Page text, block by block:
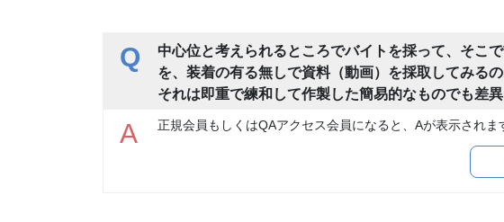
Q
中心位と考えられるところでバイトを採って、そこ
を、装着の有る無しで資料（動画）を採取してみる
それは即重で練和して作製した簡易的なものでも差
A 正規会員もしくはQAアクセス会員になると、Aが表示されま